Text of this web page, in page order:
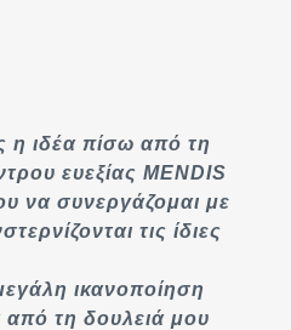
η ιδέα πίσω από τη
ευεξίας MENDIS
να συνεργάζομαι με
τις ίδιες
ικανοποίηση
τη δουλειά μου